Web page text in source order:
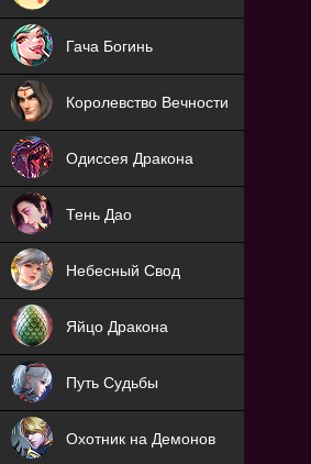
Гача Богинь
NEW
Королевство Вечности
NEW
Одиссея Дракона
NEW
Тень Дао
NEW
Небесный Свод
NEW
Яйцо Дракона
NEW
Путь Судьбы
NEW
Охотник на Демонов
ХИТ